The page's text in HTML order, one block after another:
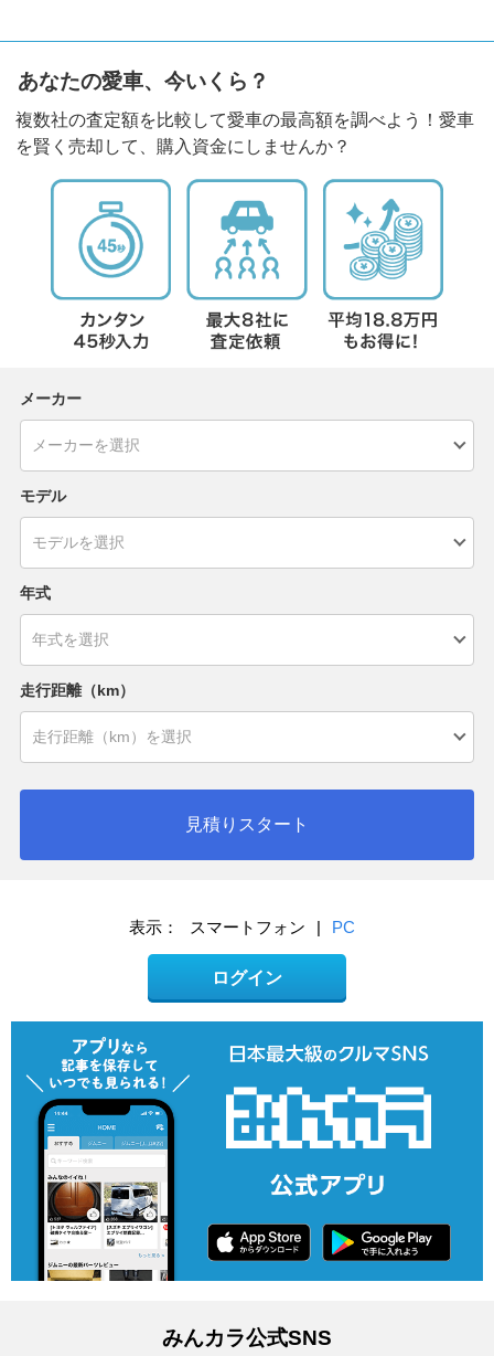
あなたの愛車、今いくら？
複数社の査定額を比較して愛車の最高額を調べよう！愛車
を賢く売却して、購入資金にしませんか？
メーカー
モデル
年式
走行距離（km）
見積りスタート
表示： スマートフォン | PC
ログイン
みんカラ公式SNS